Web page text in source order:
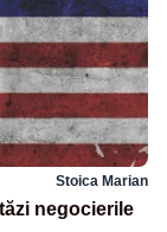
Stoica Marian
negocierile